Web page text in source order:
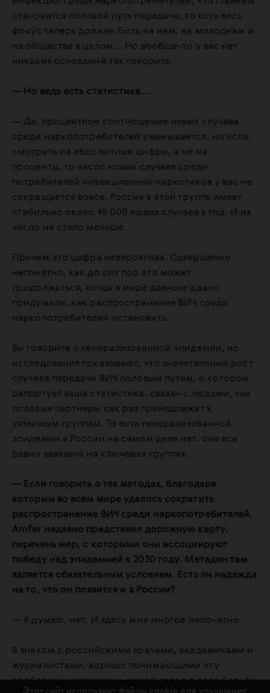
становится половой путь передачи, то есть весь
фокус теперь должен быть на нем, на молодежи и
на обществе в целом... Но вообще-то у вас нет
никаких оснований так говорить.
— Но ведь есть статистика...
— Да, процентное соотношение новых случаев
среди наркопотребителей уменьшается, но если
смотреть на абсолютные цифры, а не на
проценты, то число новых случаев среди
потребителей инъекционных наркотиков у вас не
сокращается вовсе. Россия в этой группе имеет
стабильно около 45 000 новых случаев в год. И их
число не стало меньше.
Причем это цифра невероятная. Совершенно
непонятно, как до сих пор это может
продолжаться, когда в мире давным-давно
придумали, как распространение ВИЧ среди
наркопотребителей остановить.
Вы говорите о генерализованной эпидемии, но
исследования показывают, что значительный рост
случаев передачи ВИЧ половым путем, о котором
рапортует ваша статистика, связан с людьми, чьи
половые партнеры как раз принадлежат к
уязвимым группам. То есть генерализованной
эпидемии в России на самом деле нет, она все
равно завязана на ключевых группах.
— Если говорить о тех методах, благодаря
которым во всем мире удалось сократить
распространение ВИЧ среди наркопотребителей,
Amfar недавно представил дорожную карту,
перечень мер, с которыми они ассоциируют
победу над эпидемией к 2030 году. Метадон там
является обязательным условием. Есть ли надежда
на то, что он появится и в России?
— Я думаю, нет. И здесь мне многое непонятно.
Я знаком с российскими врачами, академиками и
журналистами, хорошо понимающими эту
проблему и знающими, какой вклад в дело борьбы